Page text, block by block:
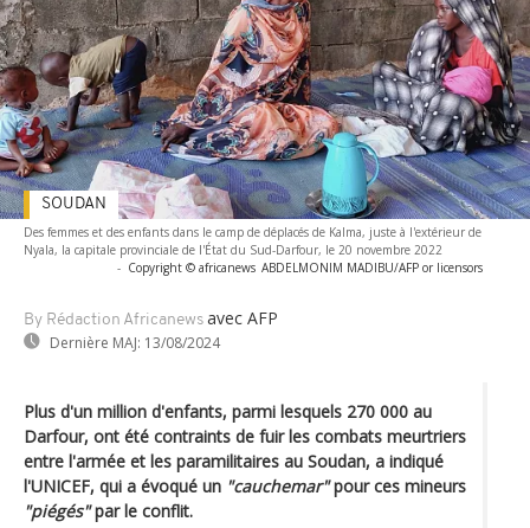
Des femmes et des enfants dans le camp de déplacés de Kalma, juste à l'extérieur de
Nyala, la capitale provinciale de l'État du Sud-Darfour, le 20 novembre 2022
- Copyright © africanews ABDELMONIM MADIBU/AFP or licensors
By Rédaction Africanews avec AFP
Dernière MAJ: 13/08/2024
SOUDAN
Plus d'un million d'enfants, parmi lesquels 270 000 au
Darfour, ont été contraints de fuir les combats meurtriers
entre l'armée et les paramilitaires au Soudan, a indiqué
l'UNICEF, qui a évoqué un "cauchemar"pour ces mineurs
"piégés"par le conflit.